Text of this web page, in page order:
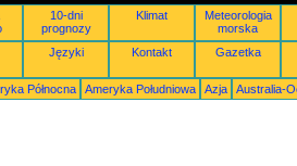
10-dni
prognozy
Klimat
Meteorologia
morska
Języki Kontakt Gazetka
Północna Ameryka Południowa Azja Australia-